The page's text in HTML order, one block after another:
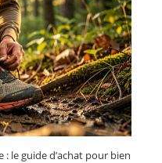
le guide d’achat pour bien